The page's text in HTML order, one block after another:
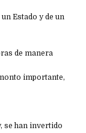
Estado y de un
de manera
importante,
se han invertido